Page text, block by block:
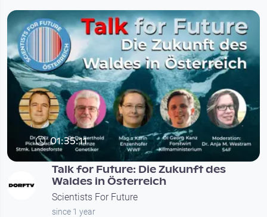
01:35:11
Talk for Future: Die Zukunft des
Waldes in Österreich
Scientists For Future
since 1 year